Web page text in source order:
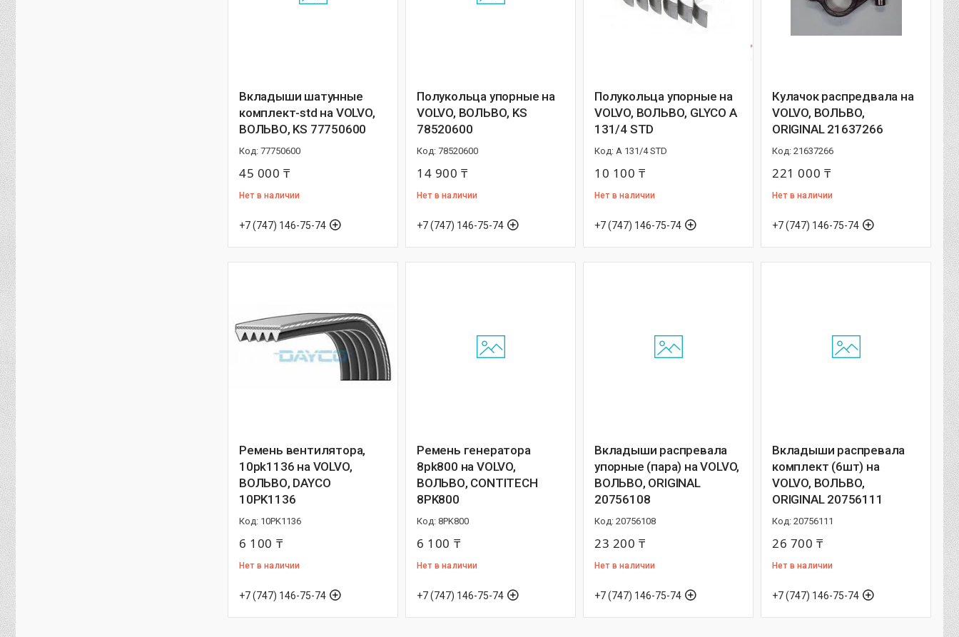
Вкладыши шатунные
комплект-std на VOLVO,
ВОЛЬВО, KS 77750600
77750600
45 000 ₸
Нет в наличии
+7 (747) 146-75-74
Полукольца упорные на
VOLVO, ВОЛЬВО, KS
78520600
78520600
14 900 ₸
Нет в наличии
+7 (747) 146-75-74
Полукольца упорные на
VOLVO, ВОЛЬВО, GLYCO A
131/4 STD
A 131/4 STD
10 100 ₸
Нет в наличии
+7 (747) 146-75-74
Кулачок распредвала на
VOLVO, ВОЛЬВО,
ORIGINAL 21637266
21637266
221 000 ₸
Нет в наличии
+7 (747) 146-75-74
Ремень вентилятора,
10pk1136 на VOLVO,
ВОЛЬВО, DAYCO
10PK1136
10PK1136
6 100 ₸
Нет в наличии
+7 (747) 146-75-74
Ремень генератора
8pk800 на VOLVO,
ВОЛЬВО, CONTITECH
8PK800
8PK800
6 100 ₸
Нет в наличии
+7 (747) 146-75-74
Вкладыши распревала
упорные (пара) на VOLVO,
ВОЛЬВО, ORIGINAL
20756108
20756108
23 200 ₸
Нет в наличии
+7 (747) 146-75-74
Вкладыши распревала
комплект (6шт) на
VOLVO, ВОЛЬВО,
ORIGINAL 20756111
20756111
26 700 ₸
Нет в наличии
+7 (747) 146-75-74